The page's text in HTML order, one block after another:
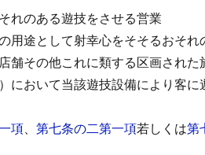
れのある遊技をさせる営業
途として射幸心をそそるおそれ
舗その他これに類する区画され
おいて当該遊技設備により客に
項、 第七条の二第一項若しくは第